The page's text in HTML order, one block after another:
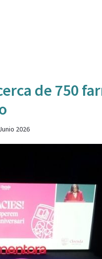
de 750
2026